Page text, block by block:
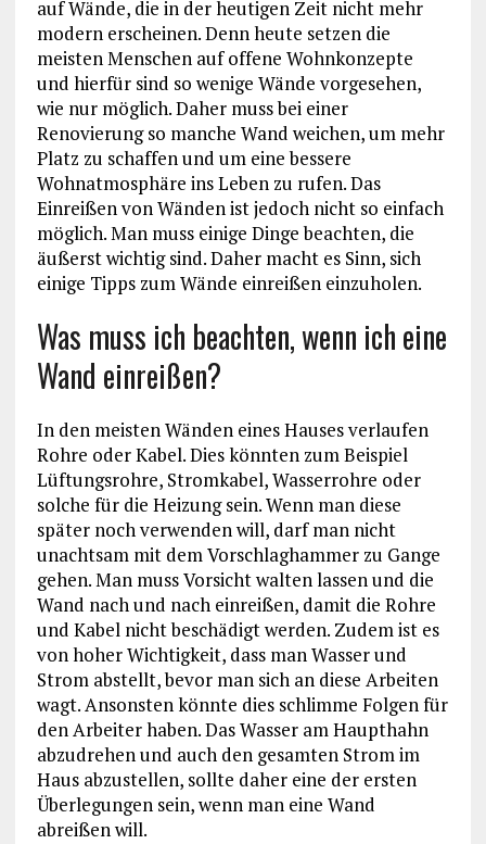
auf Wände, die in der heutigen Zeit nicht mehr
modern erscheinen. Denn heute setzen die
meisten Menschen auf offene Wohnkonzepte
und hierfür sind so wenige Wände vorgesehen,
wie nur möglich. Daher muss bei einer
Renovierung so manche Wand weichen, um mehr
Platz zu schaffen und um eine bessere
Wohnatmosphäre ins Leben zu rufen. Das
Einreißen von Wänden ist jedoch nicht so einfach
möglich. Man muss einige Dinge beachten, die
äußerst wichtig sind. Daher macht es Sinn, sich
einige Tipps zum Wände einreißen einzuholen.
Was muss ich beachten, wenn ich eine
Wand einreißen?
In den meisten Wänden eines Hauses verlaufen
Rohre oder Kabel. Dies könnten zum Beispiel
Lüftungsrohre, Stromkabel, Wasserrohre oder
solche für die Heizung sein. Wenn man diese
später noch verwenden will, darf man nicht
unachtsam mit dem Vorschlaghammer zu Gange
gehen. Man muss Vorsicht walten lassen und die
Wand nach und nach einreißen, damit die Rohre
und Kabel nicht beschädigt werden. Zudem ist es
von hoher Wichtigkeit, dass man Wasser und
Strom abstellt, bevor man sich an diese Arbeiten
wagt. Ansonsten könnte dies schlimme Folgen für
den Arbeiter haben. Das Wasser am Haupthahn
abzudrehen und auch den gesamten Strom im
Haus abzustellen, sollte daher eine der ersten
Überlegungen sein, wenn man eine Wand
abreißen will.